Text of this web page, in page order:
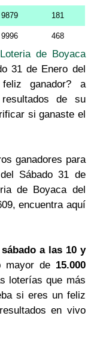
9879 181
9996 468
de Boyaca
31 de Enero del
ganador? a
de su
si ganaste el
ganadores para
Sábado 31 de
de Boyaca del
encuentra aquí
sábado a las 10 y
mayor de 15.000
loterías que más
si eres un feliz
en vivo